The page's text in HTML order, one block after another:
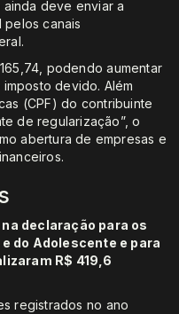
deve enviar a
canais
podendo aumentar
devido. Além
(CPF) do contribuinte
de regularização”, o
abertura de empresas e
declaração para os
do Adolescente e para
R$ 419,6
registrados no ano